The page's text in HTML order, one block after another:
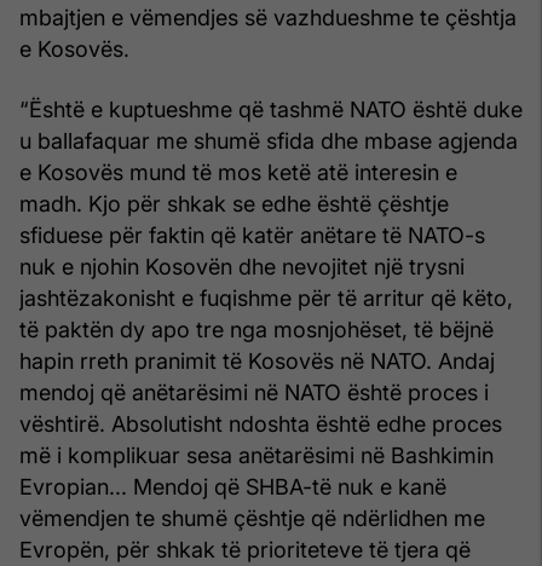
mbajtjen e vëmendjes së vazhdueshme te çështja
e Kosovës.
“Është e kuptueshme që tashmë NATO është duke
u ballafaquar me shumë sfida dhe mbase agjenda
e Kosovës mund të mos ketë atë interesin e
madh. Kjo për shkak se edhe është çështje
sfiduese për faktin që katër anëtare të NATO-s
nuk e njohin Kosovën dhe nevojitet një trysni
jashtëzakonisht e fuqishme për të arritur që këto,
të paktën dy apo tre nga mosnjohëset, të bëjnë
hapin rreth pranimit të Kosovës në NATO. Andaj
mendoj që anëtarësimi në NATO është proces i
vështirë. Absolutisht ndoshta është edhe proces
më i komplikuar sesa anëtarësimi në Bashkimin
Evropian... Mendoj që SHBA-të nuk e kanë
vëmendjen te shumë çështje që ndërlidhen me
Evropën, për shkak të prioriteteve të tjera që